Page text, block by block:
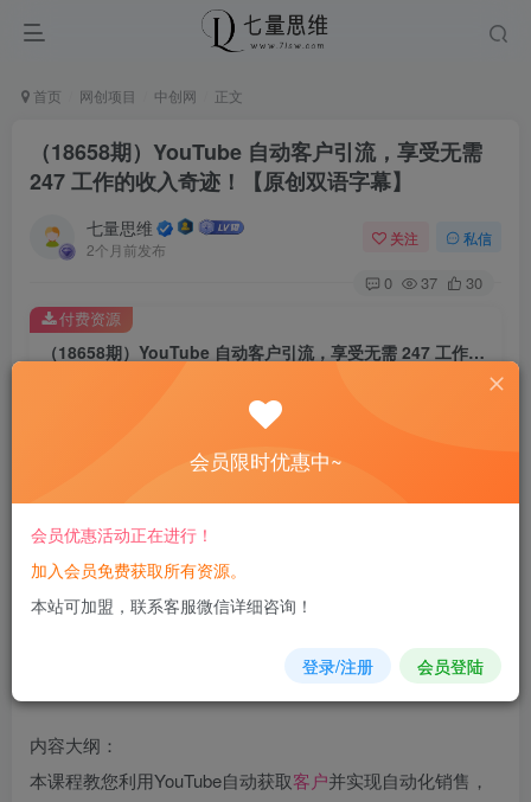
首页 网创项目 中创网 正文
（18658期）YouTube 自动客户引流，享受无需
247 工作的收入奇迹！【原创双语字幕】
七量思维
2个月前发布
关注 私信
0 37 30
（18658期）YouTube 自动客户引流，享受无需 247 工作的收入奇迹！【原创双语字幕】
8.8
免费
您当前未登录！建议登陆后购买，可保存购买订单
付费资源
内容大纲：
本课程教您利用YouTube自动获取客户并实现自动化销售，
会员限时优惠中~
会员优惠活动正在进行！
加入会员免费获取所有资源。
本站可加盟，联系客服微信详细咨询！
登录/注册 会员登陆